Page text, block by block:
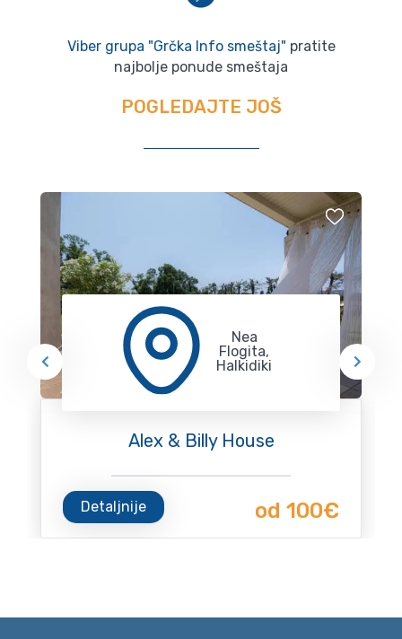
Viber grupa "Grčka Info smeštaj" pratite
najbolje ponude smeštaja
POGLEDAJTE JOŠ
Nea
Flogita,
Halkidiki
Alex & Billy House
Detaljnije od 100€